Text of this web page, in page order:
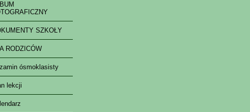
SZKOŁY
RODZICÓW
ósmoklasisty
lekcji